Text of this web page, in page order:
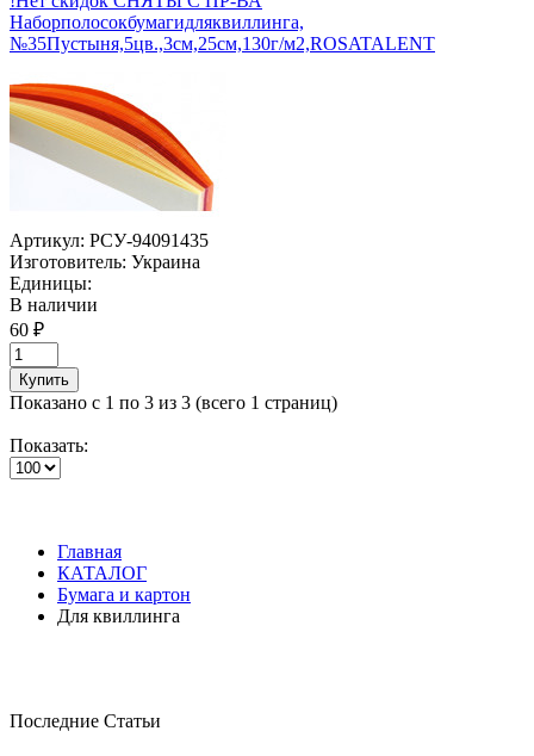
Наборполосокбумагидляквиллинга,
№35Пустыня,5цв.,3см,25см,130г/м2,ROSATALENT
Артикул: РСУ-94091435
Изготовитель: Украина
Единицы:
В наличии
60 ₽
Купить
Показано с 1 по 3 из 3 (всего 1 страниц)
Показать:
Главная
КАТАЛОГ
Бумага и картон
Для квиллинга
Последние Статьи